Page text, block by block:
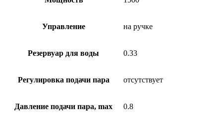
Управление на ручке
Резервуар для воды 0.33
Регулировка подачи пара отсутствует
Давление подачи пара, max 0.8